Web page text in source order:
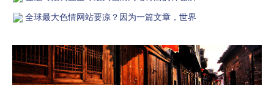
全球最大色情网站要凉？因为一篇文章，世界